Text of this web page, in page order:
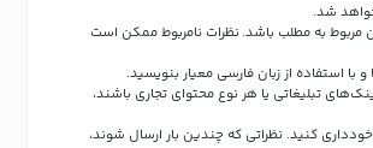
شد.
مربوط به مطلب باشد. نظرات نامربوط ممکن است
با استفاده از زبان فارسی معیار بنویسید.
تبلیغاتی یا هر نوع محتوای تجاری باشند،
خودداری کنید. نظراتی که چندین بار ارسال شوند،